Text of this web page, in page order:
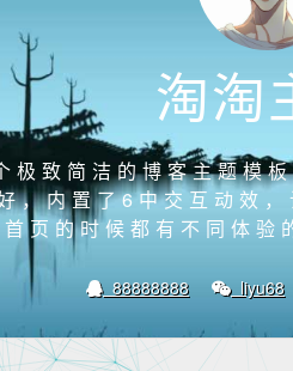
淘淘
极致简洁的博客主题模
，内置了6中交互动效
页的时候都有不同体验
88888888 liyu68